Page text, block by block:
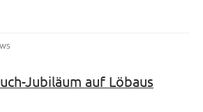
Jubiläum auf Löbaus